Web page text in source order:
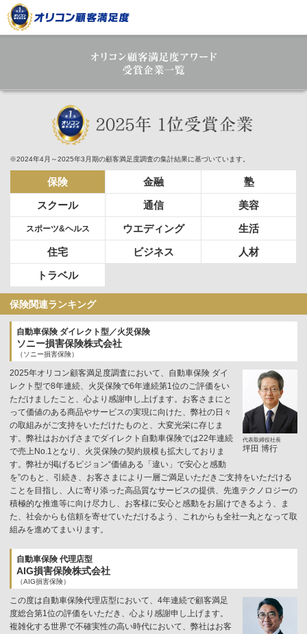
※2024年4月～2025年3月期の顧客満足度調査の集計結果に基づいています。
保険 金融
塾
スクール
通信 美容
スポーツ&ヘルス ウエディング
生活
住宅
ビジネス
人材
トラベル
保険関連ランキング
自動車保険 ダイレクト型／火災保険
ソニー損害保険株式会社
（ソニー損害保険）
代表取締役社長
坪田 博行
2025年オリコン顧客満足度調査において、自動車保険 ダイ
レクト型で8年連続、火災保険で6年連続第1位のご評価をい
ただけましたこと、心より感謝申し上げます。お客さまにと
って価値のある商品やサービスの実現に向けた、弊社の日々
の取組みがご支持をいただけたものと、大変光栄に存じま
す。弊社はおかげさまでダイレクト自動車保険では22年連続
で売上No.1となり、火災保険の契約規模も拡大しておりま
す。弊社が掲げるビジョン“価値ある「違い」で安心と感動
を”のもと、引続き、お客さまにより一層ご満足いただきご支持をいただける
ことを目指し、人に寄り添った高品質なサービスの提供、先進テクノロジーの
積極的な推進等に向け尽力し、お客様に安心と感動をお届けできるよう、ま
た、社会からも信頼を寄せていただけるよう、これからも全社一丸となって取
組みを進めてまいります。
自動車保険 代理店型
AIG損害保険株式会社
（AIG損害保険）
この度は自動車保険代理店型において、4年連続で顧客満足
度総合第1位の評価をいただき、心より感謝申し上げます。
複雑化する世界で不確実性の高い時代において、弊社はお客